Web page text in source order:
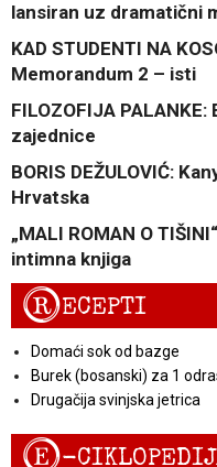
lansiran uz dramatični
KAD STUDENTI NA
Memorandum 2 – isti
FILOZOFIJA
zajednice
BORIS DEŽULOVIĆ:
Hrvatska
„MALI ROMAN O
intimna knjiga
RECEPTI
Domaći sok od bazge
Burek (bosanski) za 1
Drugačija svinjska jetrica
E-